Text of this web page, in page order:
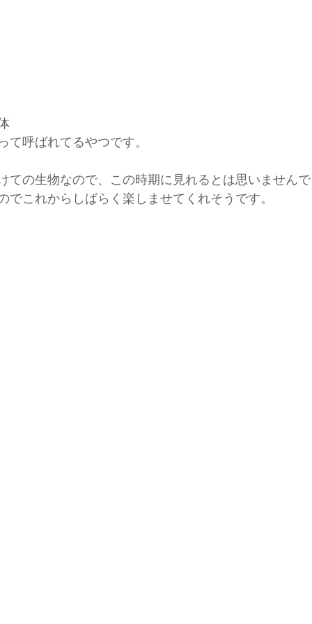
て呼ばれてるやつです。
ての生物なので、この時期に見れるとは思いません
でこれからしばらく楽しませてくれそうです。